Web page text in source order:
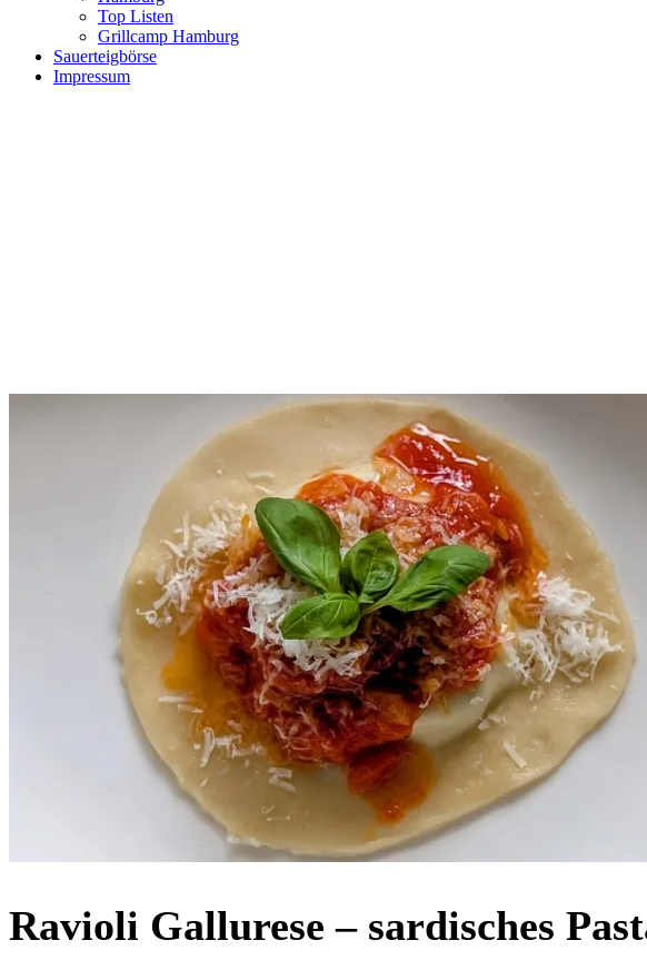
Top Listen
Grillcamp Hamburg
Sauerteigbörse
Impressum
Ravioli Gallurese – sardisches